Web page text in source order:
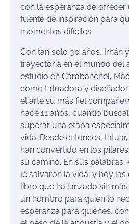
con la esperanza de ofrecer
fuente de inspiración para
momentos difíciles.
Con tan solo 30 años, Irnán
trayectoria en el mundo del
estudio en Carabanchel,
como tatuadora y
el arte su más fiel
hace 11 años, cuando
superar una etapa
vida. Desde entonces,
han convertido en los
su camino. En sus palabras,
le salvaron la vida, y hoy
libro que ha lanzado sin
un hombro para quien lo
esperanza para quienes,